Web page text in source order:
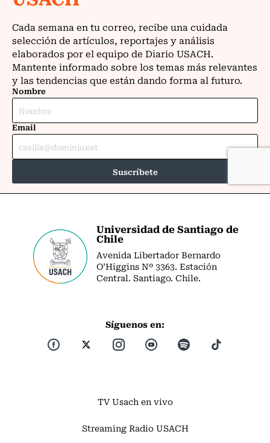
Universidad de Santiago de
Chile
Avenida Libertador Bernardo
O’Higgins Nº 3363. Estación
Central. Santiago. Chile.
Síguenos en:
TV Usach en vivo
Streaming Radio USACH